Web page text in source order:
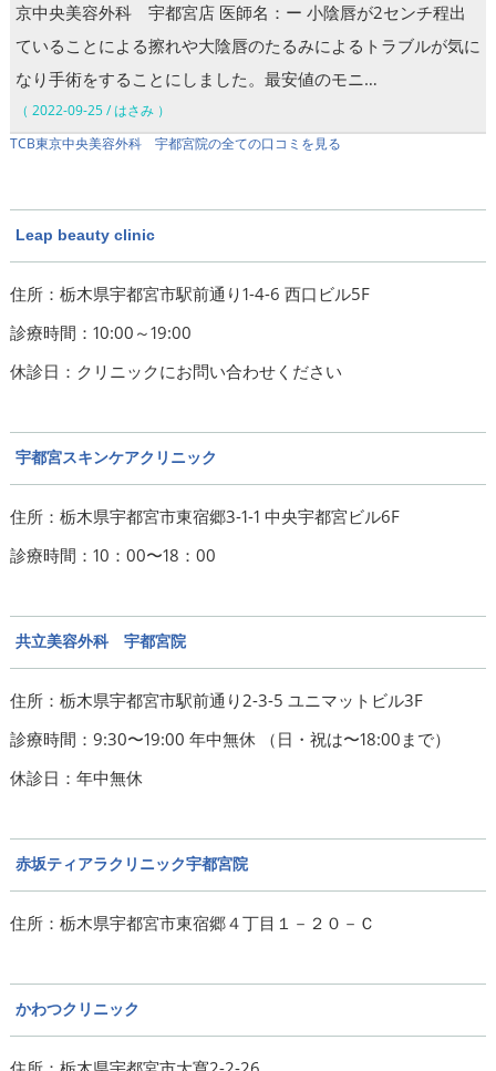
京中央美容外科 宇都宮店 医師名：ー 小陰唇が2センチ程出
ていることによる擦れや大陰唇のたるみによるトラブルが気に
なり手術をすることにしました。最安値のモニ…
（ 2022-09-25 / はさみ ）
TCB東京中央美容外科 宇都宮院の全ての口コミを見る
Leap beauty clinic
住所：栃木県宇都宮市駅前通り1-4-6 西口ビル5F
診療時間：10:00～19:00
休診日：クリニックにお問い合わせください
宇都宮スキンケアクリニック
住所：栃木県宇都宮市東宿郷3-1-1 中央宇都宮ビル6F
診療時間：10：00〜18：00
共立美容外科 宇都宮院
住所：栃木県宇都宮市駅前通り2-3-5 ユニマットビル3F
診療時間：9:30〜19:00 年中無休 （日・祝は〜18:00まで）
休診日：年中無休
赤坂ティアラクリニック宇都宮院
住所：栃木県宇都宮市東宿郷４丁目１－２０－Ｃ
かわつクリニック